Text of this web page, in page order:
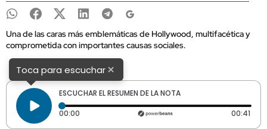
Una de las caras más emblemáticas de Hollywood, multifacética y
comprometida con importantes causas sociales.
Toca para escuchar×
ESCUCHAR EL RESUMEN DE LA NOTA
00:00 Tiempo transcurrido: 0 segundos 00:41